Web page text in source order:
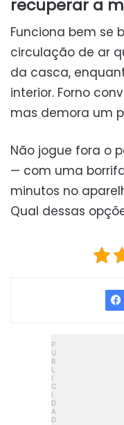
recuperar a
Funciona bem se
circulação de ar
da casca,
interior. Forno
mas demora um
Não jogue fora o
— com uma
minutos no
Qual dessas